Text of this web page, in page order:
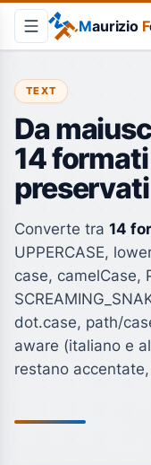
Maurizio F
TEXT
Da
14
preservati
Converte tra 14
UPPERCASE,
case, camelCase,
dot.case, path/
aware (italiano e
restano